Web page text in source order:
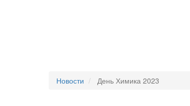
Новости
День Химика 2023